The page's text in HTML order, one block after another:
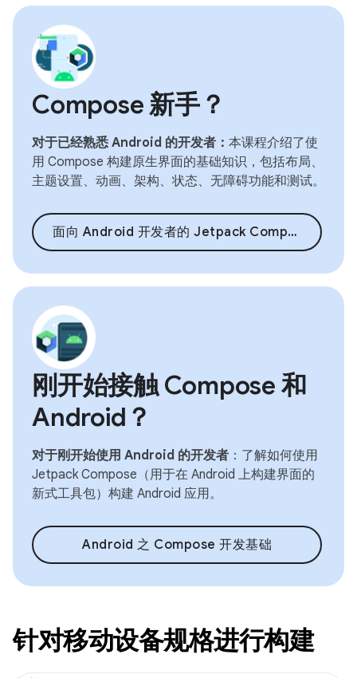
Compose 新手？
对于已经熟悉 Android 的开发者： 本课程介绍了使
用 Compose 构建原生界面的基础知识，包括布局、
主题设置、动画、架构、状态、无障碍功能和测试。
面向 Android 开发者的 Jetpack Compose
刚开始接触 Compose 和
Android？
对于刚开始使用 Android 的开发者 ：了解如何使用
Jetpack Compose（用于在 Android 上构建界面的
新式工具包）构建 Android 应用。
Android 之 Compose 开发基础
针对移动设备规格进行构建